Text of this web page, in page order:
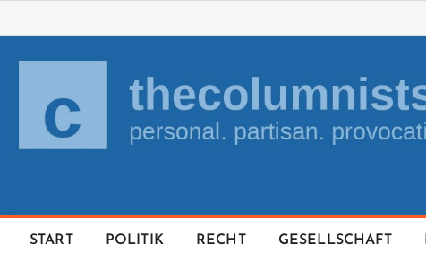
to
content
START POLITIK RECHT GESELLSCHAFT